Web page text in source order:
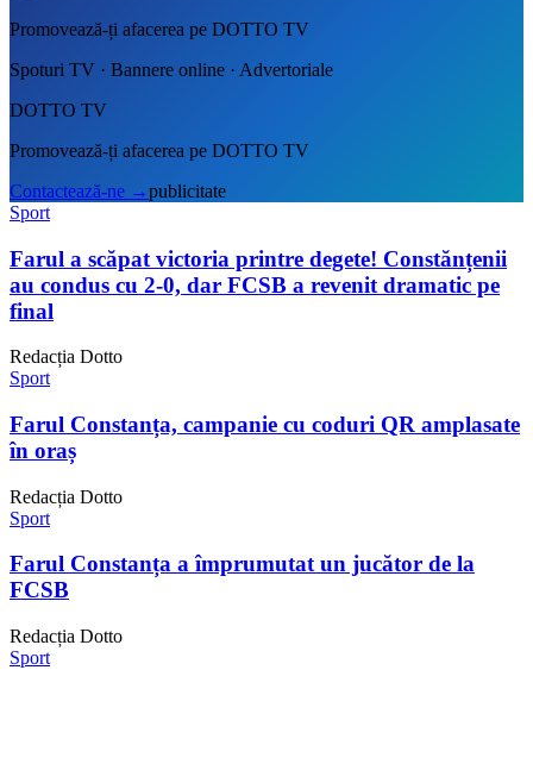
Promovează-ți afacerea pe DOTTO TV
Spoturi TV · Bannere online · Advertoriale
DOTTO TV
Promovează-ți afacerea pe DOTTO TV
Contactează-ne →publicitate
Sport
Farul a scăpat victoria printre degete! Constănțenii
au condus cu 2-0, dar FCSB a revenit dramatic pe
final
Redacția Dotto
Sport
Farul Constanța, campanie cu coduri QR amplasate
în oraș
Redacția Dotto
Sport
Farul Constanța a împrumutat un jucător de la
FCSB
Redacția Dotto
Sport